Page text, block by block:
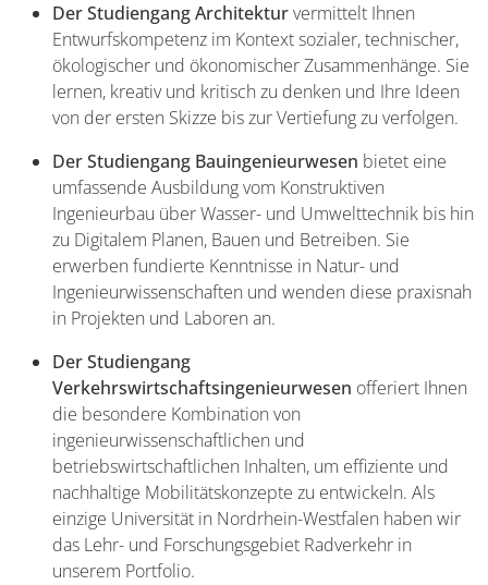
Der Studiengang Architekturvermittelt Ihnen
Entwurfskompetenz im Kontext sozialer, technischer,
ökologischer und ökonomischer Zusammenhänge. Sie
lernen, kreativ und kritisch zu denken und Ihre Ideen
von der ersten Skizze bis zur Vertiefung zu verfolgen.
Der Studiengang Bauingenieurwesen bietet eine
umfassende Ausbildung vom Konstruktiven
Ingenieurbau über Wasser- und Umwelttechnik bis hin
zu Digitalem Planen, Bauen und Betreiben. Sie
erwerben fundierte Kenntnisse in Natur- und
Ingenieurwissenschaften und wenden diese praxisnah
in Projekten und Laboren an.
Der Studiengang
Verkehrswirtschaftsingenieurwesen offeriert Ihnen
die besondere Kombination von
ingenieurwissenschaftlichen und
betriebswirtschaftlichen Inhalten, um effiziente und
nachhaltige Mobilitätskonzepte zu entwickeln. Als
einzige Universität in Nordrhein-Westfalen haben wir
das Lehr- und Forschungsgebiet Radverkehr in
unserem Portfolio.